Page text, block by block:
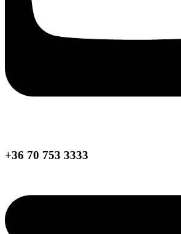
+36 70 753 3333